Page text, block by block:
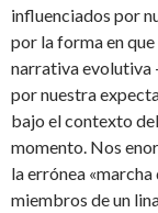
influenciados por
por la forma en
narrativa evolutiva
por nuestra
bajo el contexto
momento. Nos
la errónea
miembros de un